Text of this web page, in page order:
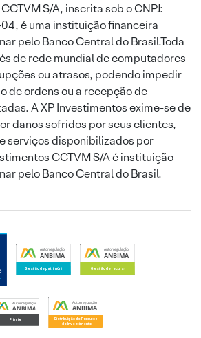
S/A, inscrita sob o CNPJ:
é uma instituição financeira
pelo Banco Central do Brasil.Toda
de rede mundial de computadores
ou atrasos, podendo impedir
de ordens ou a recepção de
A XP Investimentos exime-se de
danos sofridos por seus clientes,
serviços disponibilizados por
CCTVM S/A é instituição
pelo Banco Central do Brasil.